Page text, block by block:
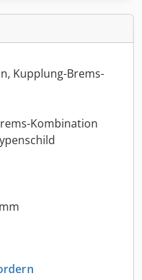
Kupplung-Brems-
Kombination